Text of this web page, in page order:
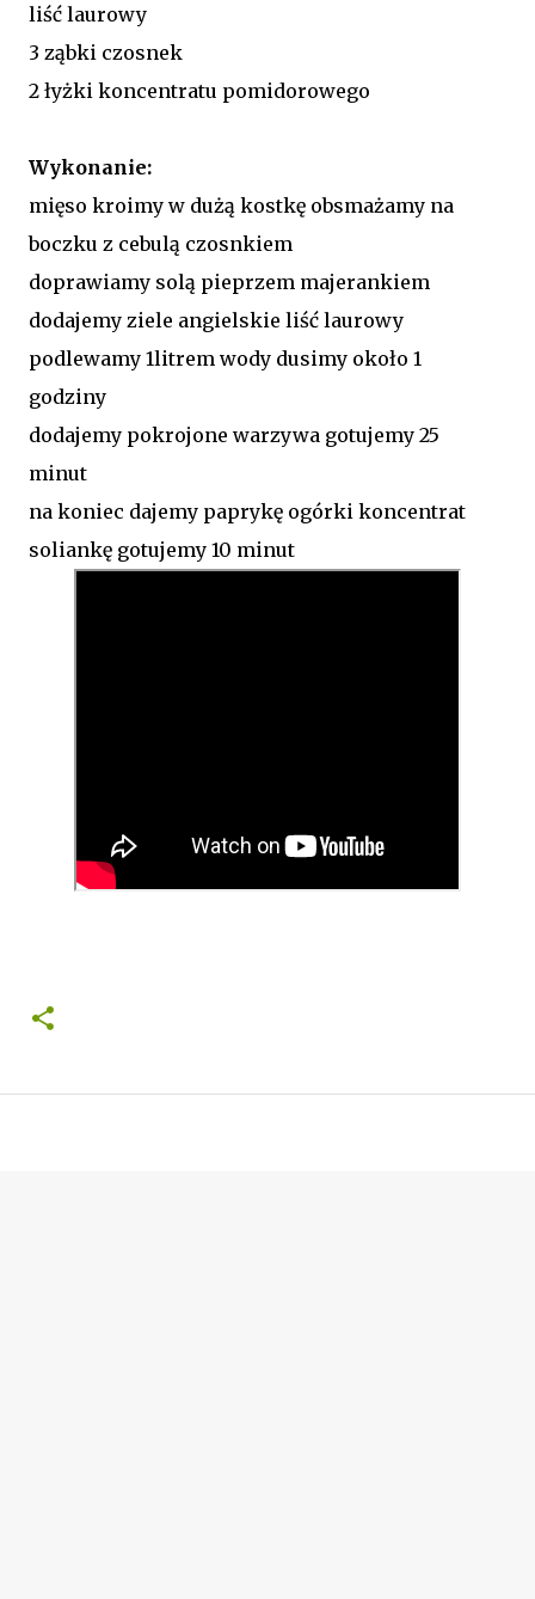
liść laurowy
3 ząbki czosnek
2 łyżki koncentratu pomidorowego
Wykonanie:
mięso kroimy w dużą kostkę obsmażamy na
boczku z cebulą czosnkiem
doprawiamy solą pieprzem majerankiem
dodajemy ziele angielskie liść laurowy
podlewamy 1litrem wody dusimy około 1
godziny
dodajemy pokrojone warzywa gotujemy 25
minut
na koniec dajemy paprykę ogórki koncentrat
soliankę gotujemy 10 minut